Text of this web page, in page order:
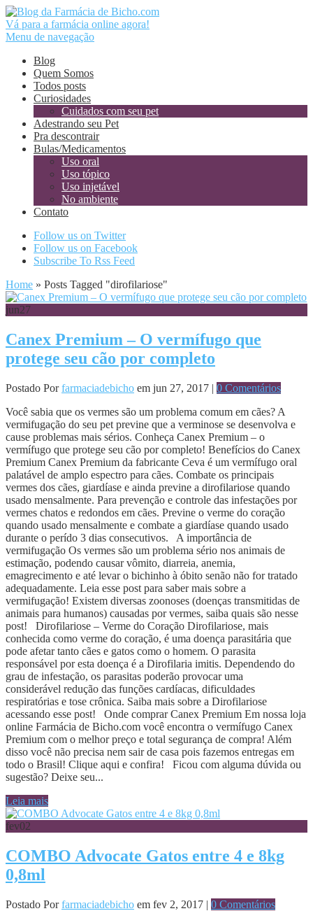
Vá para a farmácia online agora!
Menu de navegação
Blog
Quem Somos
Todos posts
Curiosidades
Cuidados com seu pet
Adestrando seu Pet
Pra descontrair
Bulas/Medicamentos
Uso oral
Uso tópico
Uso injetável
No ambiente
Contato
Follow us on Twitter
Follow us on Facebook
Subscribe To Rss Feed
Home » Posts Tagged "dirofilariose"
jun27
Canex Premium – O vermífugo que
protege seu cão por completo
Postado Porfarmaciadebicho em jun 27, 2017 | 0 Comentários
Você sabia que os vermes são um problema comum em cães? A
vermifugação do seu pet previne que a verminose se desenvolva e
cause problemas mais sérios. Conheça Canex Premium – o
vermífugo que protege seu cão por completo! Benefícios do Canex
Premium Canex Premium da fabricante Ceva é um vermífugo oral
palatável de amplo espectro para cães. Combate os principais
vermes dos cães, giardíase e ainda previne a dirofilariose quando
usado mensalmente. Para prevenção e controle das infestações por
vermes chatos e redondos em cães. Previne o verme do coração
quando usado mensalmente e combate a giardíase quando usado
durante o perído 3 dias consecutivos. A importância de
vermifugação Os vermes são um problema sério nos animais de
estimação, podendo causar vômito, diarreia, anemia,
emagrecimento e até levar o bichinho à óbito senão não for tratado
adequadamente. Leia esse post para saber mais sobre a
vermifugação! Existem diversas zoonoses (doenças transmitidas de
animais para humanos) causadas por vermes, saiba quais são nesse
post! Dirofilariose – Verme do Coração Dirofilariose, mais
conhecida como verme do coração, é uma doença parasitária que
pode afetar tanto cães e gatos como o homem. O parasita
responsável por esta doença é a Dirofilaria imitis. Dependendo do
grau de infestação, os parasitas poderão provocar uma
considerável redução das funções cardíacas, dificuldades
respiratórias e tose crônica. Saiba mais sobre a Dirofilariose
acessando esse post! Onde comprar Canex Premium Em nossa loja
online Farmácia de Bicho.com você encontra o vermífugo Canex
Premium com o melhor preço e total segurança de compra! Além
disso você não precisa nem sair de casa pois fazemos entregas em
todo o Brasil! Clique aqui e confira! Ficou com alguma dúvida ou
sugestão? Deixe seu...
Leia mais
fev02
COMBO Advocate Gatos entre 4 e 8kg
0,8ml
Postado Porfarmaciadebicho em fev 2, 2017 | 0 Comentários